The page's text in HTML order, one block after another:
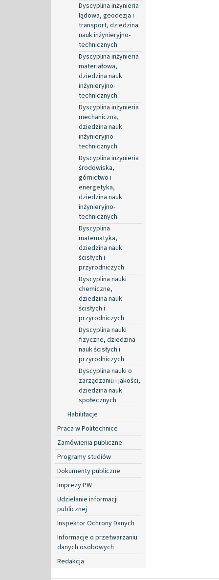
Dyscyplina inżynieria
lądowa, geodezja i
transport, dziedzina
nauk inżynieryjno-
technicznych
Dyscyplina inżynieria
materiałowa,
dziedzina nauk
inżynieryjno-
technicznych
Dyscyplina inżynieria
mechaniczna,
dziedzina nauk
inżynieryjno-
technicznych
Dyscyplina inżynieria
środowiska,
górnictwo i
energetyka,
dziedzina nauk
inżynieryjno-
technicznych
Dyscyplina
matematyka,
dziedzina nauk
ścisłych i
przyrodniczych
Dyscyplina nauki
chemiczne,
dziedzina nauk
ścisłych i
przyrodniczych
Dyscyplina nauki
fizyczne, dziedzina
nauk ścisłych i
przyrodniczych
Dyscyplina nauki o
zarządzaniu i jakości,
dziedzina nauk
społecznych
Habilitacje
Praca w Politechnice
Zamówienia publiczne
Programy studiów
Dokumenty publiczne
Imprezy PW
Udzielanie informacji
publicznej
Inspektor Ochrony Danych
Informacje o przetwarzaniu
danych osobowych
Redakcja